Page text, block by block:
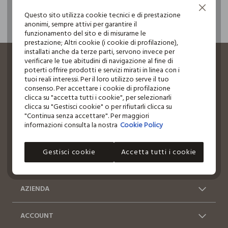
Mobili
search.noproducts.suggestedcategory.allproducts
footer.ariatitle
Un click, un regalo:
-10% subito per te 💌
Iscriviti ora alla newsletter e ottieni il-10% di sconto
sul tuo prossimo acquisto!
AZIENDA
ACCOUNT
Questo sito utilizza cookie tecnici e di prestazione
anonimi, sempre attivi per garantire il
funzionamento del sito e di misurarne le
prestazione; Altri cookie (i cookie di profilazione),
installati anche da terze parti, servono invece per
verificare le tue abitudini di navigazione al fine di
poterti offrire prodotti e servizi mirati in linea con i
tuoi reali interessi. Per il loro utilizzo serve il tuo
consenso. Per accettare i cookie di profilazione
clicca su "accetta tutti i cookie", per selezionarli
clicca su "Gestisci cookie" o per rifiutarli clicca su
"Continua senza accettare". Per maggiori
informazioni consulta la nostra Cookie Policy
Gestisci cookie Accetta tutti i cookie
Continua senza accettare